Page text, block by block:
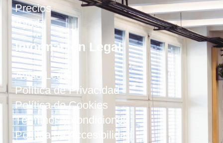
Precios
Ayuda
Información Legal
Aviso Legal
Política de Privacidad
Política de Cookies
Términos y condiciones
Política de Accesibilidad